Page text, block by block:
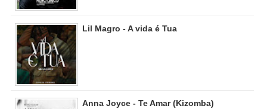
Lil Magro - A vida é Tua
Anna Joyce - Te Amar (Kizomba)